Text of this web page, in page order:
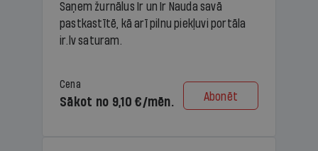
Saņem žurnālus Ir un Ir Nauda savā
pastkastītē, kā arī pilnu piekļuvi portāla
ir.lv saturam.
Cena
Sākot no 9,10 €/mēn. Abonēt